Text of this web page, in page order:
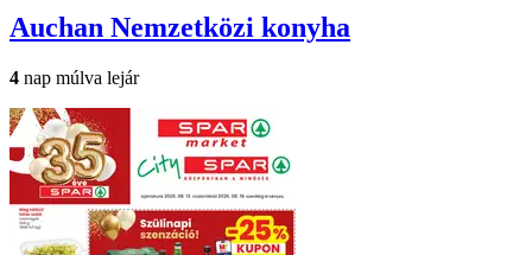
Auchan Nemzetközi konyha
4 nap múlva lejár